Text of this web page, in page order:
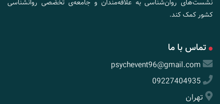
نشست‌های روان‌شناسی به علاقه‌مندان و جامعه‌ی تخصّصی روانشناسی
کشور کمک کند.
تماس با ما
psychevent96@gmail.com
09227404935
تهران